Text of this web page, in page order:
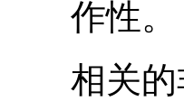
作性。
相关